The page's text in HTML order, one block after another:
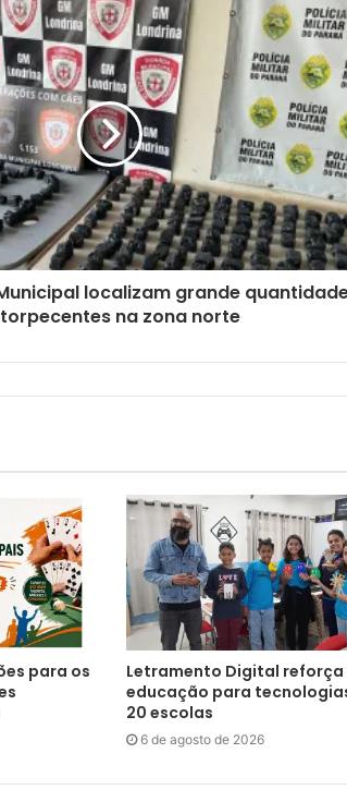
localizam grande
na zona norte
para os
Letramento Digital reforça
educação para
20 escolas
6 de agosto de 2026